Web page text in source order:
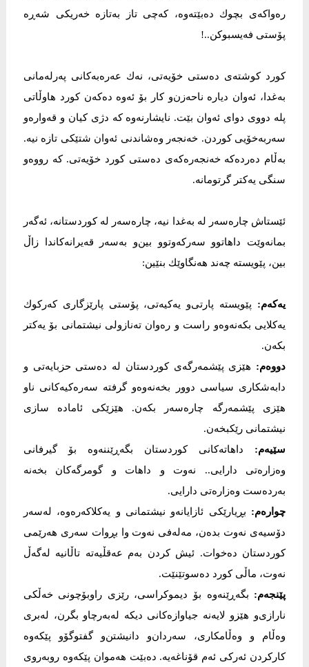
رەواكەی بچوك دەبێتەوە، كەچی تاز بەتازە خەریكی شەڕە
پۆستی فەیسبوكن..!
كورد كوشتەی دەستی خۆیەتی، نەك عەرەبەكانی پەرلەمانی
بەغدا، ئەوان دیارە ناحەزن‌و كار بۆ ئەوە دەكەن كورد هاوڵاتی
پلە دووی دوای ئەوان بێت. نایشارنەوە كە دژی كیان و قەوارەو
سەربەخۆیی كوردن. خەنجەر وەشاندنی ئەوان شتێكی تازە نیە.
بەڵام دەردەكە خەنجەرەكەی دەستی كورد خۆیەتی. كە رووەو
سنگی یەكتر گرتومانە.
ئێستاش چارەسەر لە بەغدا نیە، چارەسەر لە كوردستانە، ئەگەر
بمانەوێت داهاتوو سەركەوتوو بین‌و بەسەر قەیرانەكاندا زاڵ
بین، پێویستە چەند هەنگاوێك بنێین:
یەكەم: پێویستە پارتی‌و یەكیەتی، پۆستی پارێزگاری كەركوك
یەكلایی بكەنەوەو راست و رەوان تەنازولی نیشتمانی بۆ یەكتر
بكەن.
دووەم: هێزی پێشمەرگەی كوردستان لە دەستی حزبایەتی و
دابەشكاری سیاسی دوور بخەنەوەو گرفتە سەرەكیەكانی ناو
هێزی پێشمەرگە چارەسەر بكەن. هێزێكی ئامادە سازی
نیشتمانی رێكبخەن.
سێیەم: داهاتەكانی كوردستان بگەڕێننەوە بۆ گیرفانی
وەزارەتی دارایی.. نەوت و داهات و گومرگەكان بخەنە
بەردەست وەزارەتی دارایی.
چوارەم: بڕیارێكی ئازایانەو نیشتمانی و یەكلاكەرەوە، لەسەر
دۆسیەی نەوت بدەن، مەلەفی نەوت وا بڕوات سەری هەرێمی
كوردستان دەخوات. ئیش كردن بەم عەقڵیەتە تاڵانیە لەگەڵ
نەوت، ماڵی كورد دەسوتێنێت.
پێنجەم: بگەڕێنەوە بۆ دیموكراسی، رێزی راوبۆچونی خەڵكی
نارازی‌و هێزو لایەنە جیاوازەكانی دیكە لەبەرچاو بگرن، لەبری
وەڵام و وەڵامكاری، سەردان‌و دانیشتن‌و گفتوگۆو پێكەوە
كاركردن ئەركی ئەم قۆناغەیە. دەبێت هەموان پێكەوە روبەروی